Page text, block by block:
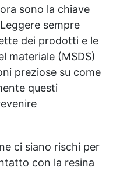
sono la chiave
sempre
dei prodotti e le
materiale (MSDS)
preziose su come
questi
ci siano rischi per
con la resina